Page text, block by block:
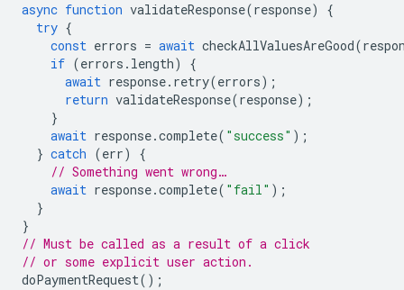
async function validateResponse(response)
{
try {
const errors = await checkAllValuesAreGood(
if (errors . length)
{
await response. retry(errors);
return validateResponse(response);
}
await response.complete( "success" );
} catch (err)
{
// Something went wrong…
await response.complete( "fail" );
}
}
// Must be called as a result of a click
// or some explicit user action.
doPaymentRequest();